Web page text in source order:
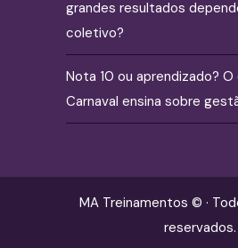
grandes resultados
coletivo?
Nota 10 ou aprendizado? O
Carnaval ensina sobre
MA Treinamentos © ·
reservados.